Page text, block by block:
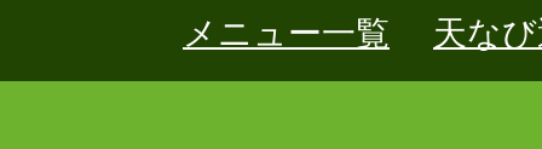
メニュー一覧
天な